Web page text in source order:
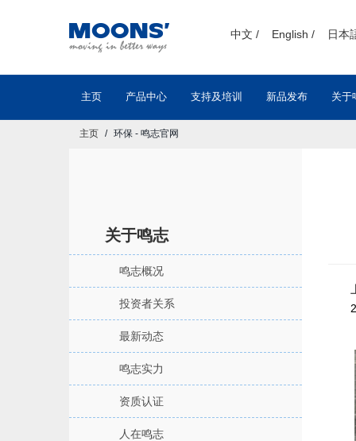
中文 / English / 日本
主页 产品中心 支持及培训 新品发布 关于
主页 环保 - 鸣志官网
关于鸣志
鸣志概况
投资者关系
最新动态
鸣志实力
资质认证
人在鸣志